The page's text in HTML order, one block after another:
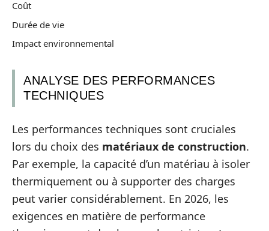
Coût
Durée de vie
Impact environnemental
ANALYSE DES PERFORMANCES
TECHNIQUES
Les performances techniques sont cruciales
lors du choix des matériaux de construction.
Par exemple, la capacité d’un matériau à isoler
thermiquement ou à supporter des charges
peut varier considérablement. En 2026, les
exigences en matière de performance